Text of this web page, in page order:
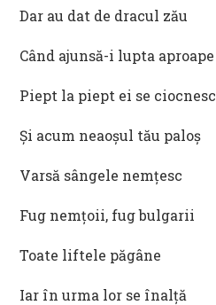
Dar au dat de dracul zău
Când ajunsă-i lupta aproape
Piept la piept ei se ciocnesc
Și acum neaoșul tău paloș
Varsă sângele nemțesc
Fug nemțoii, fug bulgarii
Toate liftele păgâne
Iar în urma lor se înalță